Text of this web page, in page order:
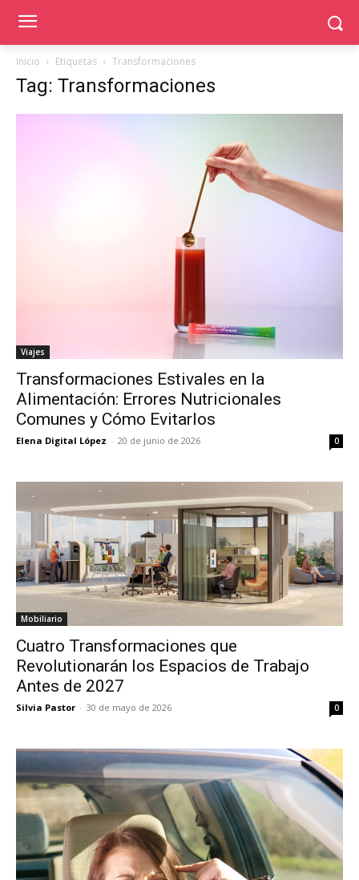
Inicio Etiquetas Transformaciones
Tag: Transformaciones
Viajes
Transformaciones Estivales en la
Alimentación: Errores Nutricionales
Comunes y Cómo Evitarlos
Elena Digital López - 20 de junio de 2026 0
Mobiliario
Cuatro Transformaciones que
Revolutionarán los Espacios de Trabajo
Antes de 2027
Silvia Pastor - 30 de mayo de 2026 0